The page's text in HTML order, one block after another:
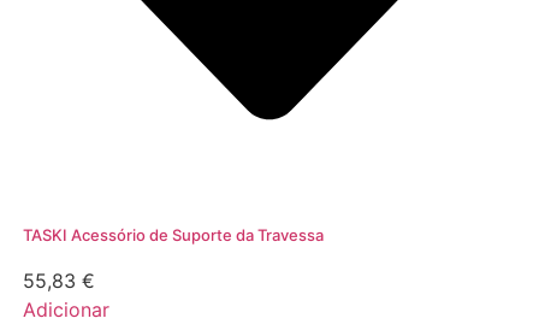
TASKI Acessório de Suporte da Travessa
55,83 €
Adicionar